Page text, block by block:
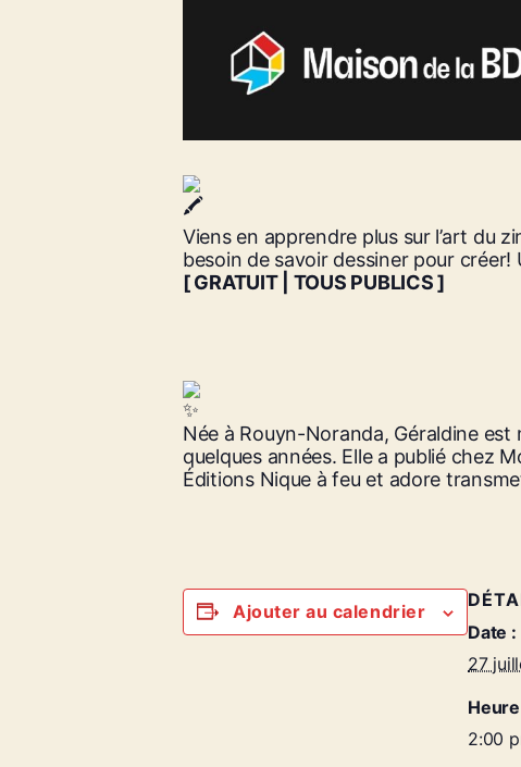
Viens en apprendre plus sur l’art du
besoin de savoir dessiner pour
[ GRATUIT | TOUS PUBLICS ]
Née à Rouyn-Noranda, Géraldine
quelques années. Elle a publié chez
Éditions Nique à feu et adore
Ajouter au calendrier
Date :
27
2:00